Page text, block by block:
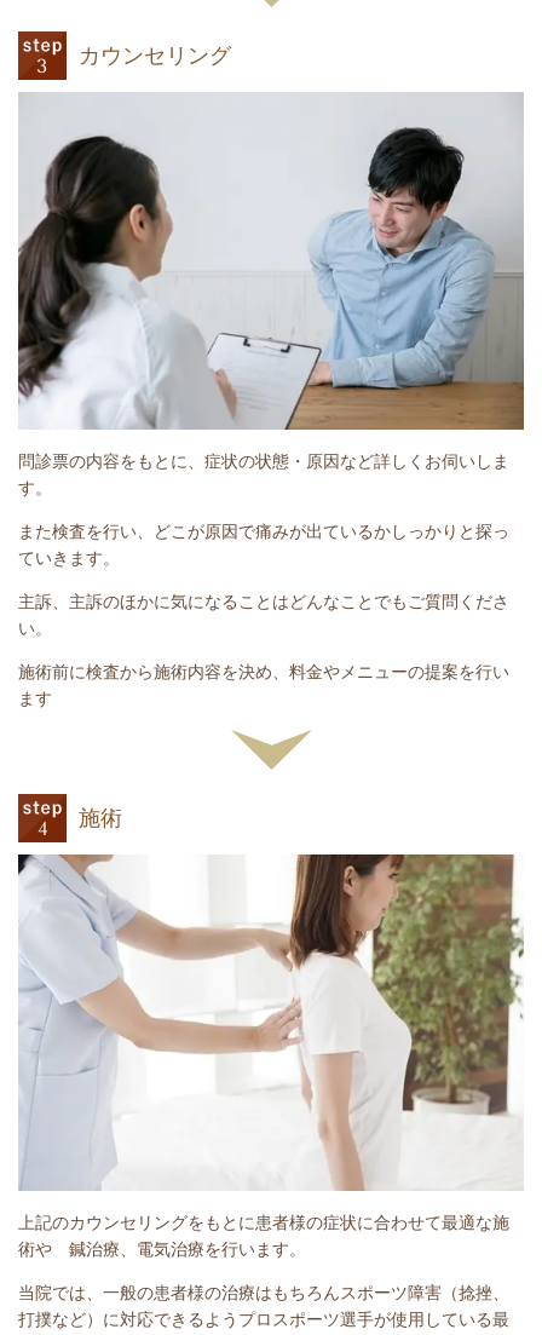
カウンセリング
問診票の内容をもとに、症状の状態・原因など詳しくお伺いしま
す。
また検査を行い、どこが原因で痛みが出ているかしっかりと探っ
ていきます。
主訴、主訴のほかに気になることはどんなことでもご質問くださ
い。
施術前に検査から施術内容を決め、料金やメニューの提案を行い
ます
施術
上記のカウンセリングをもとに患者様の症状に合わせて最適な施
術や 鍼治療、電気治療を行います。
当院では、一般の患者様の治療はもちろんスポーツ障害（捻挫、
打撲など）に対応できるようプロスポーツ選手が使用している最